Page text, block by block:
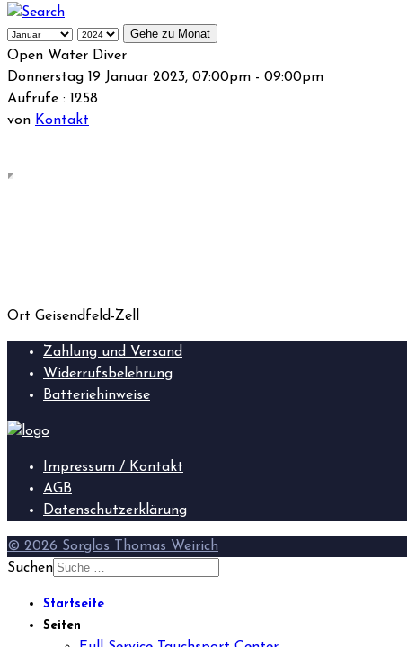
Gehe zu Monat
Open Water Diver
Donnerstag 19 Januar 2023, 07:00pm - 09:00pm
Aufrufe : 1258
von Kontakt
Ort Geisendfeld-Zell
Zahlung und Versand
Widerrufsbelehrung
Batteriehinweise
Impressum / Kontakt
AGB
Datenschutzerklärung
© 2026 Sorglos Thomas Weirich
Suchen
Startseite
Seiten